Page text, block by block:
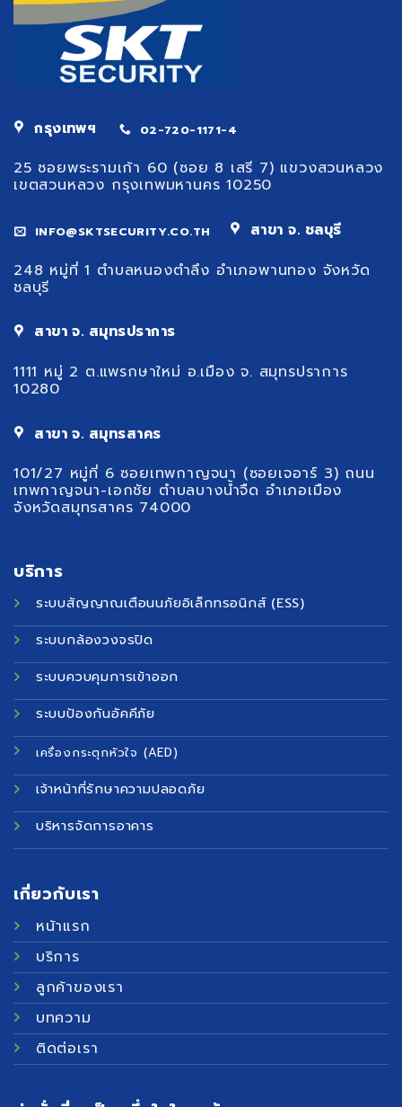
กรุงเทพฯ 02-720-1171-4
25 ซอยพระรามเก้า 60 (ซอย 8 เสรี 7) แขวงสวนหลวง
เขตสวนหลวง กรุงเทพมหานคร 10250
INFO@SKTSECURITY.CO.TH
สาขา จ. ชลบุรี
248 หมู่ที่ 1 ตำบลหนองตำลึง อำเภอพานทอง จังหวัด
ชลบุรี
สาขา จ. สมุทรปราการ
1111 หมู่ 2 ต.แพรกษาใหม่ อ.เมือง จ. สมุทรปราการ
10280
สาขา จ. สมุทรสาคร
101/27 หมู่ที่ 6 ซอยเทพกาญจนา (ซอยเจอาร์ 3) ถนน
เทพกาญจนา-เอกชัย ตำบลบางน้ำจืด อำเภอเมือง
จังหวัดสมุทรสาคร 74000
บริการ
ระบบสัญญาณเตือนนภัยอิเล็กทรอนิกส์ (ESS)
ระบบกล้องวงจรปิด
ระบบควบคุมการเข้าออก
ระบบป้องกันอัคคีภัย
เครื่องกระตุกหัวใจ (AED)
เจ้าหน้าที่รักษาความปลอดภัย
บริหารจัดการอาคาร
เกี่ยวกับเรา
หน้าแรก
บริการ
ลูกค้าของเรา
บทความ
ติดต่อเรา